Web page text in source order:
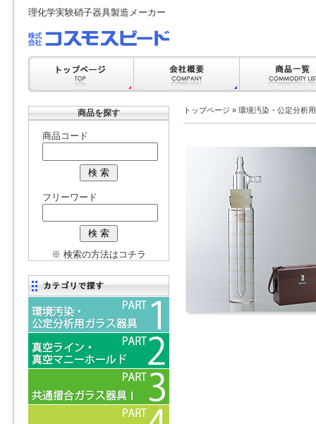
理化学実験硝子器具製造メーカー
商品を探す
商品コード
フリーワード
※ 検索の方法はコチラ
トップページ » 環境汚染・公定分析